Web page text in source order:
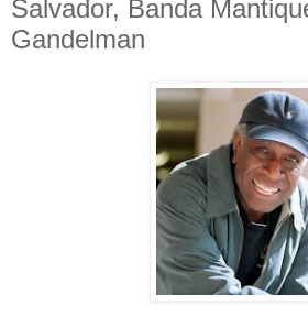
Salvador, Banda
Gandelman